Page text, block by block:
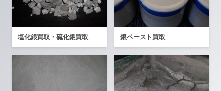
塩化銀買取・硫化銀買取 銀ペースト買取